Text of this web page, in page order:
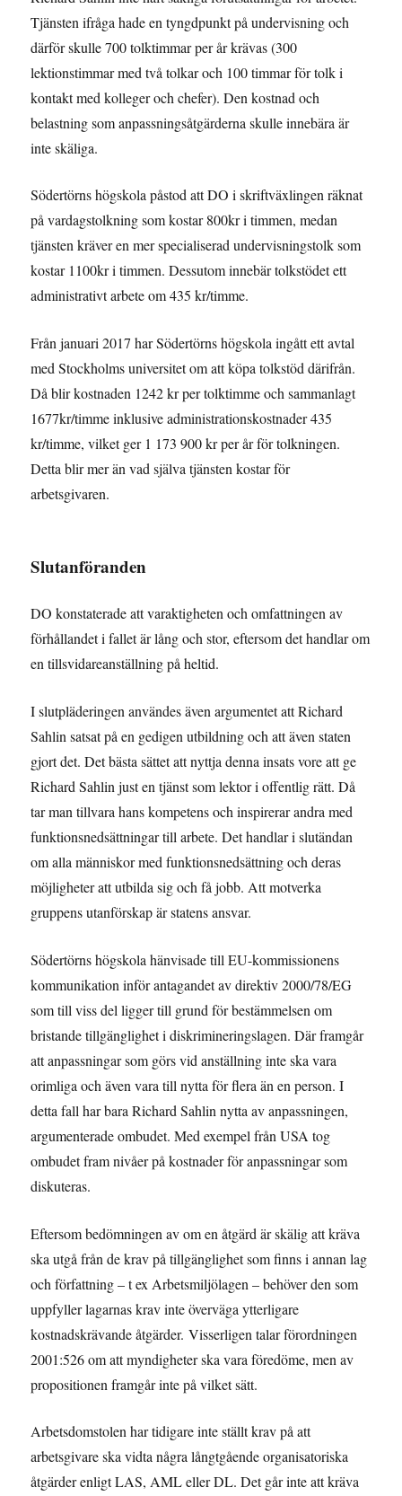
Tjänsten ifråga hade en tyngdpunkt på undervisning och
därför skulle 700 tolktimmar per år krävas (300
lektionstimmar med två tolkar och 100 timmar för tolk i
kontakt med kolleger och chefer). Den kostnad och
belastning som anpassningsåtgärderna skulle innebära är
inte skäliga.
Södertörns högskola påstod att DO i skriftväxlingen räknat
på vardagstolkning som kostar 800kr i timmen, medan
tjänsten kräver en mer specialiserad undervisningstolk som
kostar 1100kr i timmen. Dessutom innebär tolkstödet ett
administrativt arbete om 435 kr/timme.
Från januari 2017 har Södertörns högskola ingått ett avtal
med Stockholms universitet om att köpa tolkstöd därifrån.
Då blir kostnaden 1242 kr per tolktimme och sammanlagt
1677kr/timme inklusive administrationskostnader 435
kr/timme, vilket ger 1 173 900 kr per år för tolkningen.
Detta blir mer än vad själva tjänsten kostar för
arbetsgivaren.
Slutanföranden
DO konstaterade att varaktigheten och omfattningen av
förhållandet i fallet är lång och stor, eftersom det handlar om
en tillsvidareanställning på heltid.
I slutpläderingen användes även argumentet att Richard
Sahlin satsat på en gedigen utbildning och att även staten
gjort det. Det bästa sättet att nyttja denna insats vore att ge
Richard Sahlin just en tjänst som lektor i offentlig rätt. Då
tar man tillvara hans kompetens och inspirerar andra med
funktionsnedsättningar till arbete. Det handlar i slutändan
om alla människor med funktionsnedsättning och deras
möjligheter att utbilda sig och få jobb. Att motverka
gruppens utanförskap är statens ansvar.
Södertörns högskola hänvisade till EU-kommissionens
kommunikation inför antagandet av direktiv 2000/78/EG
som till viss del ligger till grund för bestämmelsen om
bristande tillgänglighet i diskrimineringslagen. Där framgår
att anpassningar som görs vid anställning inte ska vara
orimliga och även vara till nytta för flera än en person. I
detta fall har bara Richard Sahlin nytta av anpassningen,
argumenterade ombudet. Med exempel från USA tog
ombudet fram nivåer på kostnader för anpassningar som
diskuteras.
Eftersom bedömningen av om en åtgärd är skälig att kräva
ska utgå från de krav på tillgänglighet som finns i annan lag
och författning – t ex Arbetsmiljölagen – behöver den som
uppfyller lagarnas krav inte överväga ytterligare
kostnadskrävande åtgärder. Visserligen talar förordningen
2001:526 om att myndigheter ska vara föredöme, men av
propositionen framgår inte på vilket sätt.
Arbetsdomstolen har tidigare inte ställt krav på att
arbetsgivare ska vidta några långtgående organisatoriska
åtgärder enligt LAS, AML eller DL. Det går inte att kräva